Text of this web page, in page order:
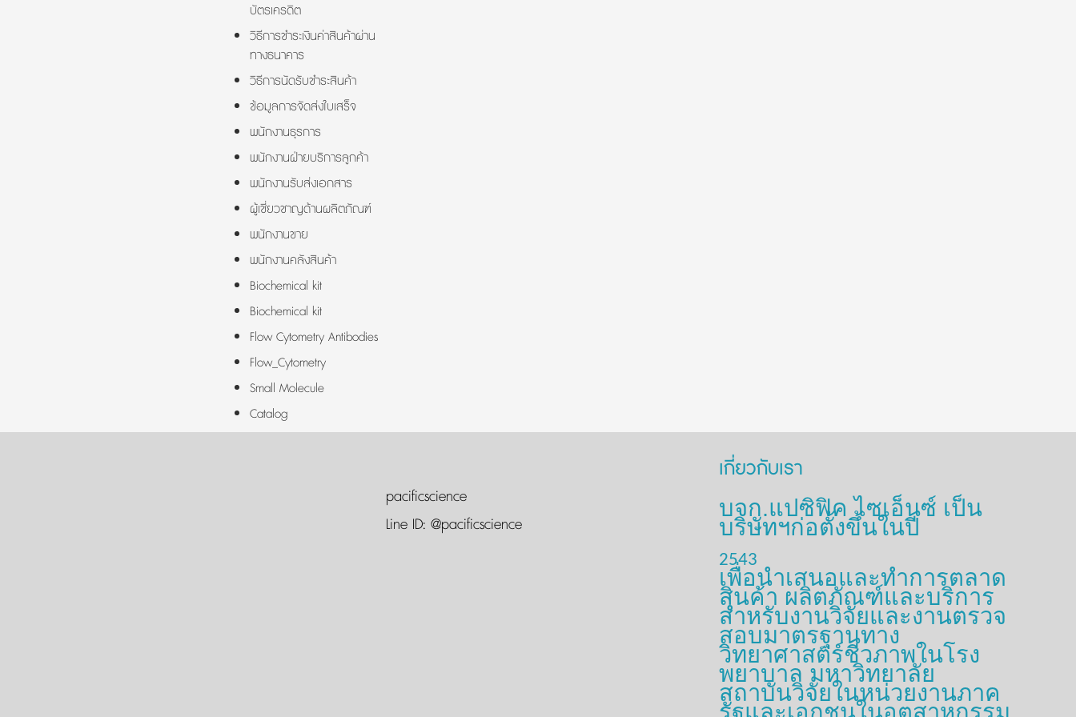
บัตรเครดิต
วิธีการชำระเงินค่าสินค้าผ่าน
ทางธนาคาร
วิธีการนัดรับชำระสินค้า
ข้อมูลการจัดส่งใบเสร็จ
พนักงานธุรการ
พนักงานฝ่ายบริการลูกค้า
พนักงานรับส่งเอกสาร
ผู้เชี่ยวชาญด้านผลิตภัณฑ์
พนักงานขาย
พนักงานคลังสินค้า
Biochemical kit
Biochemical kit
Flow Cytometry Antibodies
Flow_Cytometry
Small Molecule
Catalog
pacificscience
Line ID: @pacificscience
เกี่ยวกับเรา
บจก.แปซิฟิค ไซเอ็นซ์ เป็น
บริษัทฯก่อตั้งขึ้นในปี
2543
เพื่อนำเสนอและทำการตลาด
สินค้า ผลิตภัณฑ์และบริการ
สำหรับงานวิจัยและงานตรวจ
สอบมาตรฐานทาง
วิทยาศาสตร์ชีวภาพในโรง
พยาบาล มหาวิทยาลัย
สถาบันวิจัยในหน่วยงานภาค